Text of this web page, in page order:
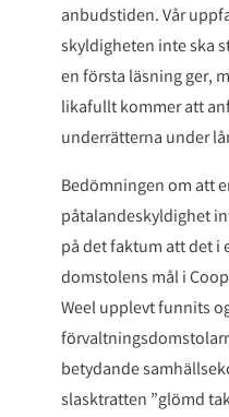
anbudstiden. Vår
skyldigheten inte ska
en första läsning ger,
likafullt kommer att
underrätterna under
Bedömningen om att
påtalandeskyldighet
på det faktum att det i
domstolens mål i
Weel upplevt funnits
betydande
slasktratten ”glömd